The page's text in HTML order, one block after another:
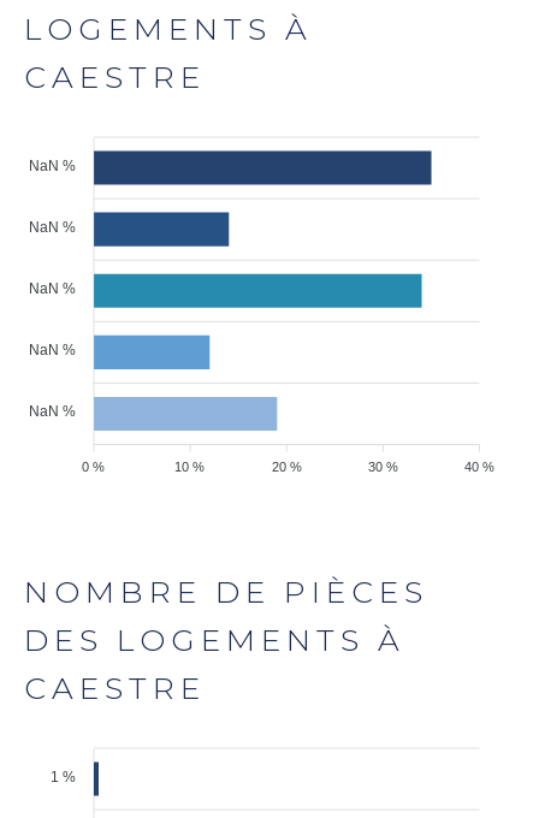
LOGEMENTS À
CAESTRE
NaN %
NaN %
NaN %
NaN %
NaN %
40 %
30 %
20 %
10 %
0 %
NOMBRE DE PIÈCES
DES LOGEMENTS À
CAESTRE
1 %